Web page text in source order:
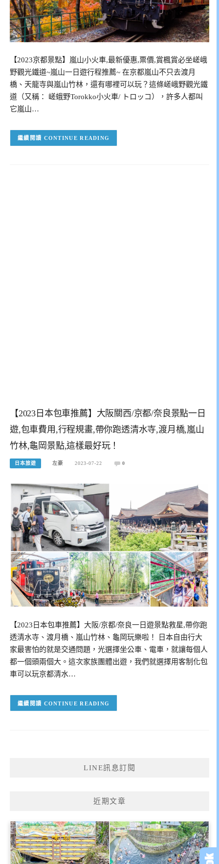
【2023京都景點】嵐山小火車,最新優惠,票價,賞楓賞必坐嵯峨
野觀光鐵道~嵐山一日遊行程推薦~ 在京都嵐山不只去渡月
橋、天龍寺與嵐山竹林，還有哪裡可以玩？這條嵯峨野觀光鐵
道（又稱： 嵯蛾野Torokko小火車/ トロッコ），許多人都叫
它嵐山…
CONTINUE READING
【2023日本包車推薦】大阪關西/京都/奈良景點一日
遊,包車費用,行程規畫,帶你跑透清水寺,渡月橋,嵐山
竹林,龜岡景點,這樣最好玩！
日本旅遊 左豪 2023-07-22 0
【2023日本包車推薦】大阪/京都/奈良一日遊景點救星,帶你跑
透清水寺、渡月橋、嵐山竹林、龜岡玩樂啦！ 日本自由行大
家最害怕的就是交通問題，光選擇坐公車、電車，就讓每個人
都一個頭兩個大。這次家族團體出遊，我們就選擇用客制化包
車可以玩京都清水…
CONTINUE READING
LINE訊息訂閱
近期文章